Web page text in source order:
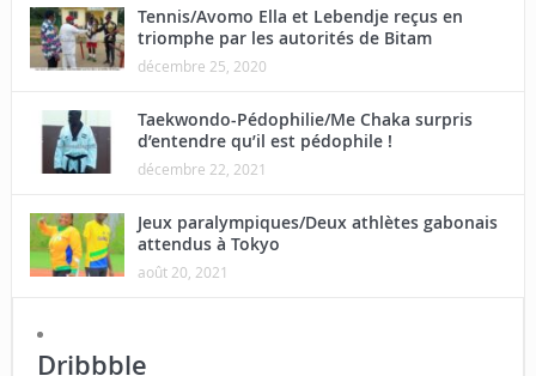
Tennis/Avomo Ella et Lebendje reçus en
triomphe par les autorités de Bitam
décembre 25, 2020
Taekwondo-Pédophilie/Me Chaka surpris
d’entendre qu’il est pédophile !
décembre 22, 2021
Jeux paralympiques/Deux athlètes gabonais
attendus à Tokyo
août 20, 2021
Dribbble